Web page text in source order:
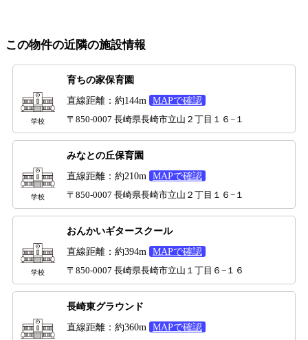
この物件の近隣の施設情報
学校
育ちの家保育園
直線距離：約144m
MAPで確認
〒850-0007 長崎県長崎市立山２丁目１６−１
学校
みなとの丘保育園
直線距離：約210m
MAPで確認
〒850-0007 長崎県長崎市立山２丁目１６−１
学校
おんかいギタースクール
直線距離：約394m
MAPで確認
〒850-0007 長崎県長崎市立山１丁目６−１６
長崎東グラウンド
直線距離：約360m
MAPで確認